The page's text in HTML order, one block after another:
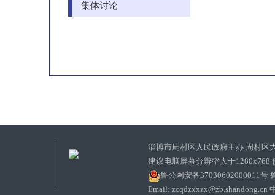
集体讨论
淄博市周村区人民政府主办 周村区
建议电脑屏幕分辨率大于1280x768
鲁公网安备37030602000011号
Email: zcqdzxxzx@zb.shandong.cn